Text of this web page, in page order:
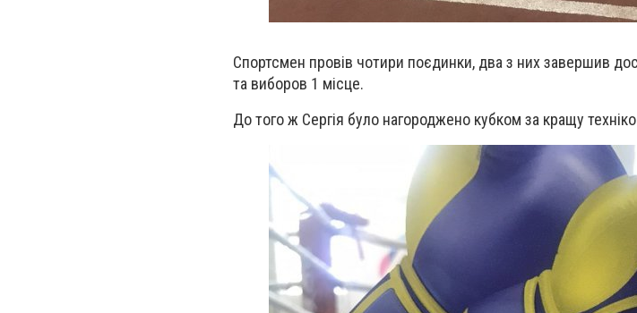
Спортсмен провів чотири поєдинки, два з них завершив
та виборов 1 місце.
До того ж Сергія було нагороджено кубком за кращу